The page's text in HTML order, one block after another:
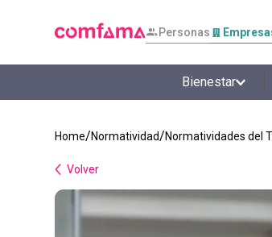
Personas
Bienestar
Normatividad Normatividades del
Volver